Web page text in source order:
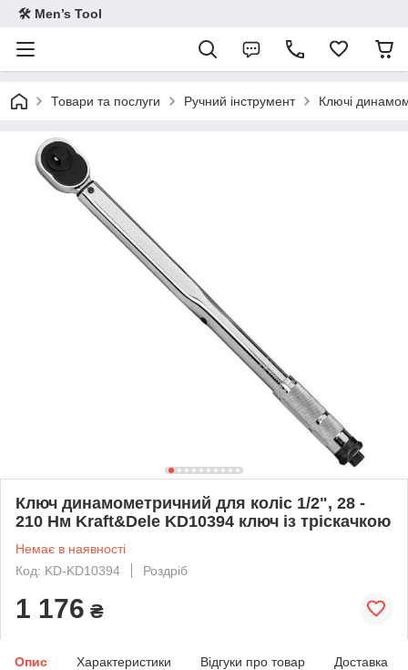
🛠 Men’s Tool
Товари та послуги Ручний інструмент Ключі
Ключ динамометричний для коліс 1/2", 28 -
210 Нм Kraft&Dele KD10394 ключ із тріскачкою
Немає в наявності
Код: KD-KD10394
Роздріб
1 176 ₴
Опис Характеристики Відгуки про товар Доставка